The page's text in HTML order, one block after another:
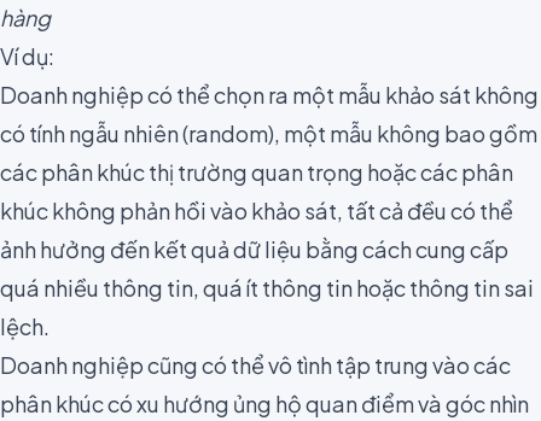
hàng
Ví dụ:
Doanh nghiệp có thể chọn ra một mẫu khảo sát không
có tính ngẫu nhiên (random), một mẫu không bao gồm
các phân khúc thị trường quan trọng hoặc các phân
khúc không phản hồi vào khảo sát, tất cả đều có thể
ảnh hưởng đến kết quả dữ liệu bằng cách cung cấp
quá nhiều thông tin, quá ít thông tin hoặc thông tin sai
lệch.
Doanh nghiệp cũng có thể vô tình tập trung vào các
phân khúc có xu hướng ủng hộ quan điểm và góc nhìn